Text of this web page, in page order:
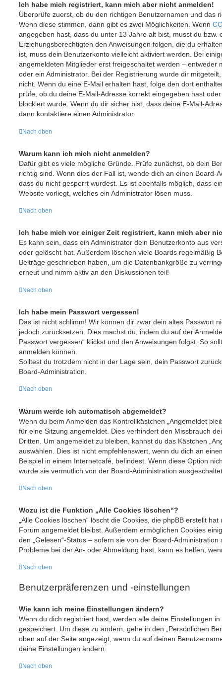
Ich habe mich registriert, kann mich aber nicht anmelden!
Überprüfe zuerst, ob du den richtigen Benutzernamen und das
Wenn diese stimmen, dann gibt es zwei Möglichkeiten. Wenn
angegeben hast, dass du unter 13 Jahre alt bist, musst du bzw.
Erziehungsberechtigten den Anweisungen folgen, die du
ist, muss dein Benutzerkonto vielleicht aktiviert werden. Bei
angemeldeten Mitglieder erst freigeschaltet werden – entweder
oder ein Administrator. Bei der Registrierung wurde dir
nicht. Wenn du eine E-Mail erhalten hast, folge den dort
prüfe, ob du deine E-Mail-Adresse korrekt eingegeben hast
blockiert wurde. Wenn du dir sicher bist, dass deine E-Mail-
dann kontaktiere einen Administrator.
Nach oben
Warum kann ich mich nicht anmelden?
Dafür gibt es viele mögliche Gründe. Prüfe zunächst, ob dein
richtig sind. Wenn dies der Fall ist, wende dich an einen Board-
dass du nicht gesperrt wurdest. Es ist ebenfalls möglich, dass
Website vorliegt, welches ein Administrator lösen muss.
Nach oben
Ich habe mich vor einiger Zeit registriert, kann mich aber
Es kann sein, dass ein Administrator dein Benutzerkonto aus
oder gelöscht hat. Außerdem löschen viele Boards regelmäßig
Beiträge geschrieben haben, um die Datenbankgröße zu
erneut und nimm aktiv an den Diskussionen teil!
Nach oben
Ich habe mein Passwort vergessen!
Das ist nicht schlimm! Wir können dir zwar dein altes Passwort
jedoch zurücksetzen. Dies machst du, indem du auf der
Passwort vergessen“ klickst und den Anweisungen folgst. So
anmelden können.
Solltest du trotzdem nicht in der Lage sein, dein Passwort
Board-Administration.
Nach oben
Warum werde ich automatisch abgemeldet?
Wenn du beim Anmelden das Kontrollkästchen „Angemeldet
für eine Sitzung angemeldet. Dies verhindert den Missbrauch
Dritten. Um angemeldet zu bleiben, kannst du das Kästchen
auswählen. Dies ist nicht empfehlenswert, wenn du dich an
Beispiel in einem Internetcafé, befindest. Wenn diese Option
wurde sie vermutlich von der Board-Administration
Nach oben
Wozu ist die Funktion „Alle Cookies löschen“?
„Alle Cookies löschen“ löscht die Cookies, die phpBB erstellt
Forum angemeldet bleibst. Außerdem ermöglichen Cookies
den „Gelesen“-Status – sofern sie von der Board-
Probleme bei der An- oder Abmeldung hast, kann es helfen,
Nach oben
Benutzerpräferenzen und -einstellungen
Wie kann ich meine Einstellungen ändern?
Wenn du dich registriert hast, werden alle deine Einstellungen
gespeichert. Um diese zu ändern, gehe in den „Persönlichen
oben auf der Seite angezeigt, wenn du auf deinen
deine Einstellungen ändern.
Nach oben